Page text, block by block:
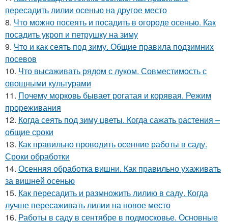
пересадить лилии осенью на другое место
8. Что можно посеять и посадить в огороде осенью. Как
посадить укроп и петрушку на зиму
9. Что и как сеять под зиму. Общие правила подзимних
посевов
10. Что высаживать рядом с луком. Совместимость с
овощными культурами
11. Почему морковь бывает рогатая и корявая. Режим
прореживания
12. Когда сеять под зиму цветы. Когда сажать растения –
общие сроки
13. Как правильно проводить осенние работы в саду.
Сроки обработки
14. Осенняя обработка вишни. Как правильно ухаживать
за вишней осенью
15. Как пересадить и размножить лилию в саду. Когда
лучше пересаживать лилии на новое место
16. Работы в саду в сентябре в подмосковье. Основные